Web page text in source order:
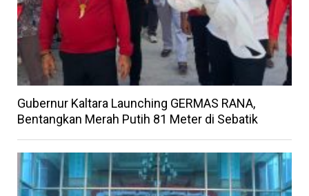
Gubernur Kaltara Launching GERMAS RANA,
Bentangkan Merah Putih 81 Meter di Sebatik